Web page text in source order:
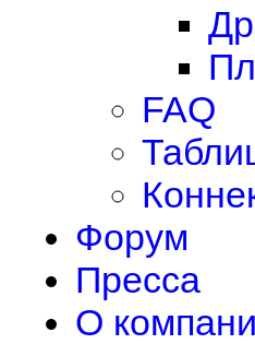
FAQ
Форум
Пресса
О